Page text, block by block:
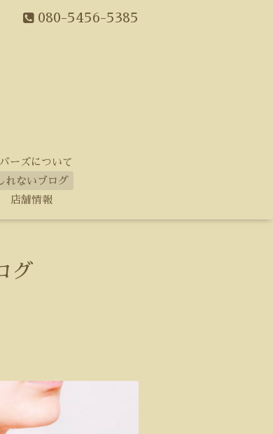
080-5456-5385
ーズについて
れないブログ
店舗情報
グ